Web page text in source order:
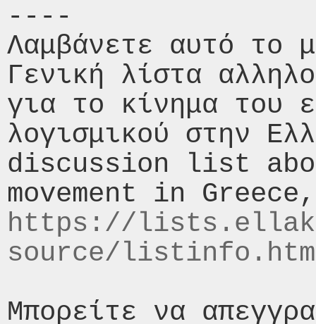
----
Λαμβάνετε αυτό το
Γενική λίστα
για το κίνημα του
λογισμικού στην
discussion list
https://
source/
Μπορείτε να